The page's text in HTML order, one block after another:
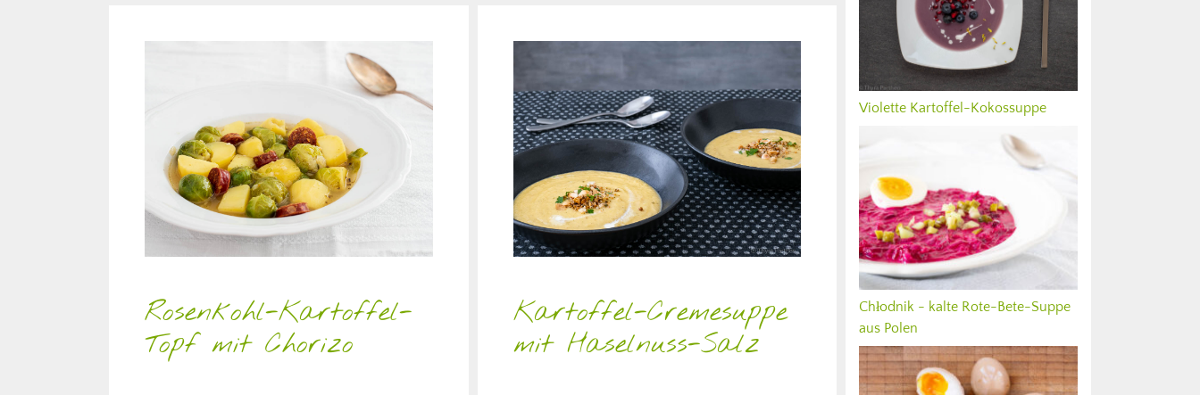
Rosenkohl-Kartoffel-
Topf mit Chorizo
Kartoffel-Cremesuppe
mit Haselnuss-Salz
Violette Kartoffel-Kokossuppe
Chłodnik - kalte Rote-Bete-Suppe
aus Polen